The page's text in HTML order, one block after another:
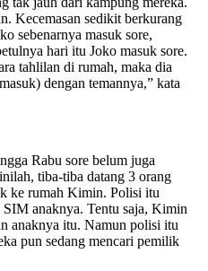
Kecemasan sedikit berkurang
sebenarnya masuk sore,
hari itu Joko masuk sore.
tahlilan di rumah, maka dia
dengan temannya,” kata
Rabu sore belum juga
tiba-tiba datang 3 orang
ke rumah Kimin. Polisi itu
anaknya. Tentu saja, Kimin
anaknya itu. Namun polisi itu
pun sedang mencari pemilik